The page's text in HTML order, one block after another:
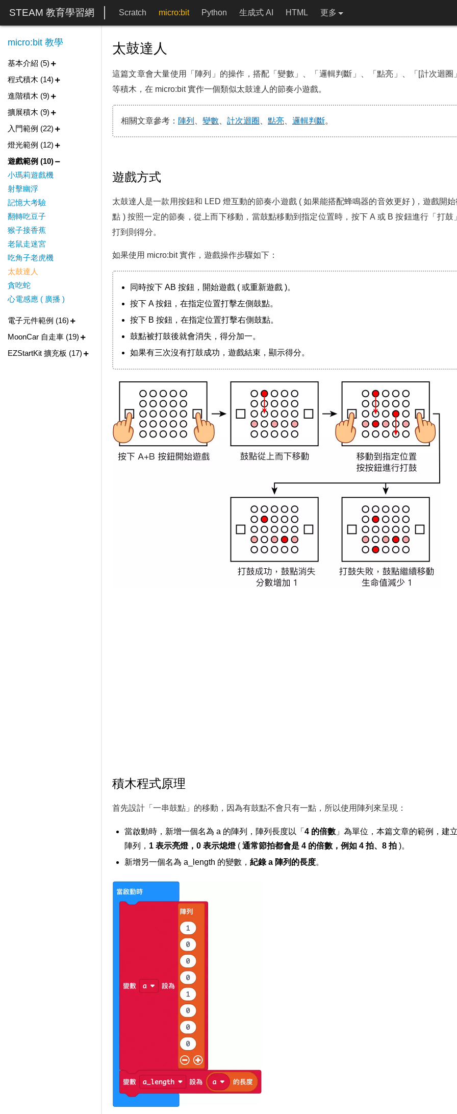
STEAM 教育學習網 Scratch micro:bit Python 生成式 AI HTML 更多
太鼓達人
這篇文章會大量使用「陣列」的操作，搭配「變數」、「邏輯判斷」、「點亮」、「[計次迴圈
等積木，在 micro:bit 實作一個類似太鼓達人的節奏小遊戲。
相關文章參考： 陣列 變數 計次迴圈 點亮 邏輯判斷。
遊戲方式
太鼓達人是一款用按鈕和 LED 燈互動的節奏小遊戲 ( 如果能搭配蜂鳴器的音效更好 )，遊戲開
點 ) 按照一定的節奏，從上而下移動，當鼓點移動到指定位置時，按下 A 或 B 按鈕進行「打鼓
打到則得分。
如果使用 micro:bit 實作，遊戲操作步驟如下：
同時按下 AB 按鈕，開始遊戲 ( 或重新遊戲 )。
按下 A 按鈕，在指定位置打擊左側鼓點。
按下 B 按鈕，在指定位置打擊右側鼓點。
鼓點被打鼓後就會消失，得分加一。
如果有三次沒有打鼓成功，遊戲結束，顯示得分。
積木程式原理
首先設計「一串鼓點」的移動，因為有鼓點不會只有一點，所以使用陣列來呈現：
當啟動時，新增一個名為 a 的陣列，陣列長度以「 4 的倍數 」為單位，本篇文章的範例，建
陣列， 1 表示亮燈，0 表示熄燈( 通常節拍都會是 4 的倍數，例如 4 拍、8 拍 )。
新增另一個名為 a_length 的變數， 紀錄 a 陣列的長度。
micro:bit 教學
基本介紹 (5)
程式積木 (14)
進階積木 (9)
擴展積木 (9)
入門範例 (22)
燈光範例 (12)
遊戲範例 (10)
小瑪莉遊戲機
射擊幽浮
記憶大考驗
翻轉吃豆子
猴子接香蕉
老鼠走迷宮
吃角子老虎機
太鼓達人
貪吃蛇
心電感應 ( 廣播 )
電子元件範例 (16)
MoonCar 自走車 (19)
EZStartKit 擴充板 (17)